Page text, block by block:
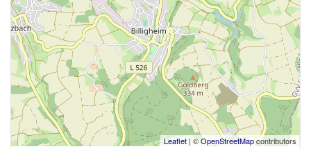
Leaflet| ©OpenStreetMapcontributors